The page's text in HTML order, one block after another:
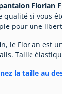
Florian
qualité si vous
pour une
le Florian est
Taille
la taille au